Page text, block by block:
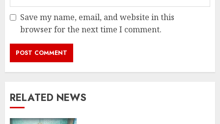
Save my name, email, and website in this
browser for the next time I comment.
RELATED NEWS